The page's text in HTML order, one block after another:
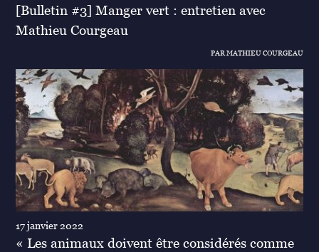
[Bulletin #3] Manger vert : entretien avec
Mathieu Courgeau
PAR MATHIEU COURGEAU
17 janvier 2022
« Les animaux doivent être considérés comme